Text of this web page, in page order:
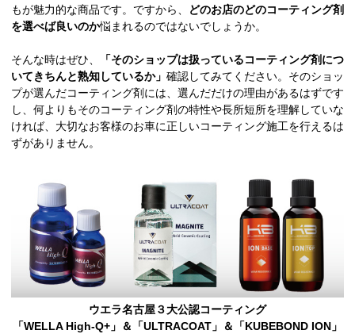
もが魅力的な商品です。ですから、
どのお店のどのコーティング剤
を選べば良いのか悩まれるのではないでしょうか。
そんな時はぜひ、
「そのショップは扱っているコーティング剤につ
いてきちんと熟知しているか」 確認してみてください。そのショッ
プが選んだコーティング剤には、選んだだけの理由があるはずです
し、何よりもそのコーティング剤の特性や長所短所を理解していな
ければ、大切なお客様のお車に正しいコーティング施工を行えるは
ずがありません。
ウエラ名古屋３大公認コーティング
「WELLA High-Q+」＆「ULTRACOAT」＆「KUBEBOND ION」